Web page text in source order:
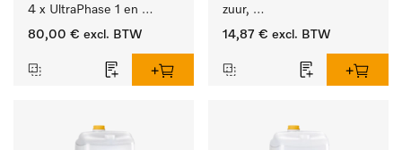
4 x UltraPhase 1 en
2 x UltraPhase 2.
80,00 € excl. BTW
zuur,
1,4 l Reinigingsmiddel
doseersysteem.
14,87 € excl. BTW